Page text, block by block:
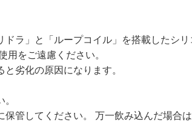
ラ」と「ループコイル」を搭載したシ
用をご遠慮ください。
劣化の原因になります。
管してください。 万一飲み込んだ場合